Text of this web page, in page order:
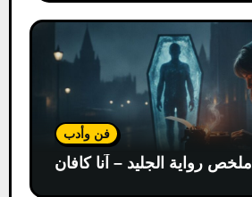
فن وأدب
ملخص رواية الجليد – آنا كافان